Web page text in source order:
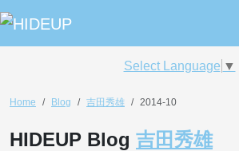
Select Language ▼
Home Blog 吉田秀雄 2014-10
HIDEUP Blog 吉田秀雄